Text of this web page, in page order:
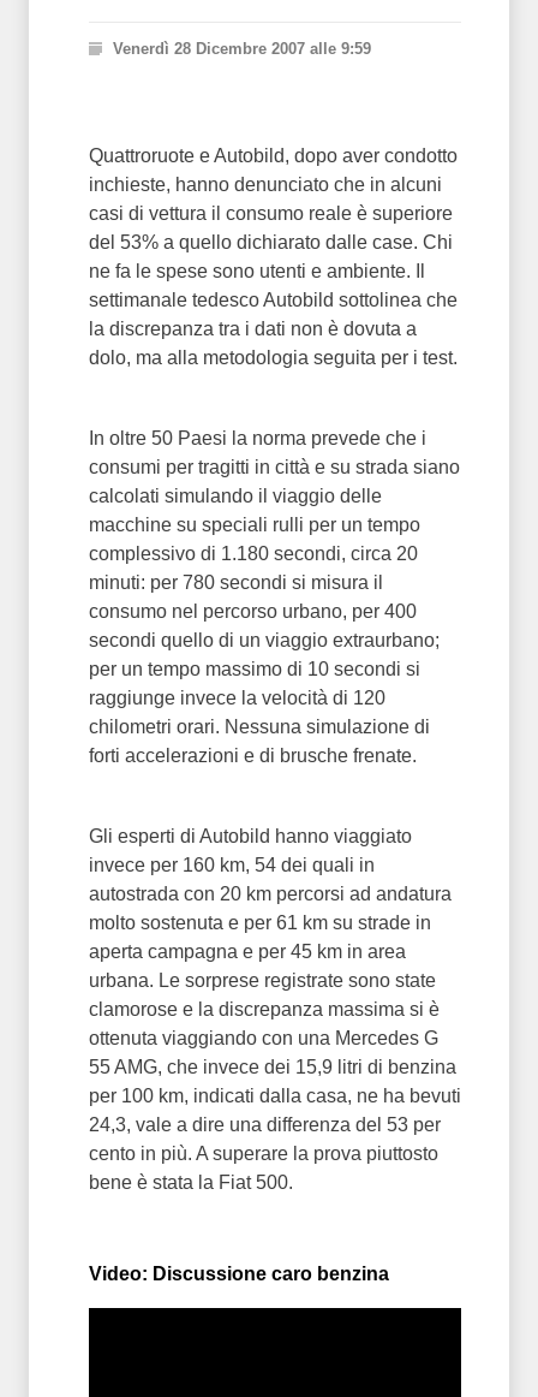
Venerdì 28 Dicembre 2007 alle 9:59
Quattroruote e Autobild, dopo aver condotto
inchieste, hanno denunciato che in alcuni
casi di vettura il consumo reale è superiore
del 53% a quello dichiarato dalle case. Chi
ne fa le spese sono utenti e ambiente. Il
settimanale tedesco Autobild sottolinea che
la discrepanza tra i dati non è dovuta a
dolo, ma alla metodologia seguita per i test.
In oltre 50 Paesi la norma prevede che i
consumi per tragitti in città e su strada siano
calcolati simulando il viaggio delle
macchine su speciali rulli per un tempo
complessivo di 1.180 secondi, circa 20
minuti: per 780 secondi si misura il
consumo nel percorso urbano, per 400
secondi quello di un viaggio extraurbano;
per un tempo massimo di 10 secondi si
raggiunge invece la velocità di 120
chilometri orari. Nessuna simulazione di
forti accelerazioni e di brusche frenate.
Gli esperti di Autobild hanno viaggiato
invece per 160 km, 54 dei quali in
autostrada con 20 km percorsi ad andatura
molto sostenuta e per 61 km su strade in
aperta campagna e per 45 km in area
urbana. Le sorprese registrate sono state
clamorose e la discrepanza massima si è
ottenuta viaggiando con una Mercedes G
55 AMG, che invece dei 15,9 litri di benzina
per 100 km, indicati dalla casa, ne ha bevuti
24,3, vale a dire una differenza del 53 per
cento in più. A superare la prova piuttosto
bene è stata la Fiat 500.
Video: Discussione caro benzina